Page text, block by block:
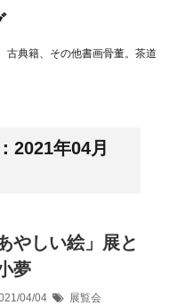
古典籍、その他書画骨董。茶道
2021年04月
あやしい絵」展と
夢
04/04 展覧会